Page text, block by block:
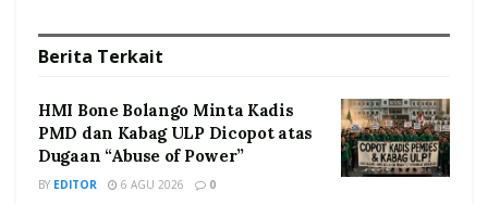
Berita Terkait
HMI Bone Bolango Minta Kadis
PMD dan Kabag ULP Dicopot atas
Dugaan “Abuse of Power”
BY EDITOR 6 AGU 2026 0